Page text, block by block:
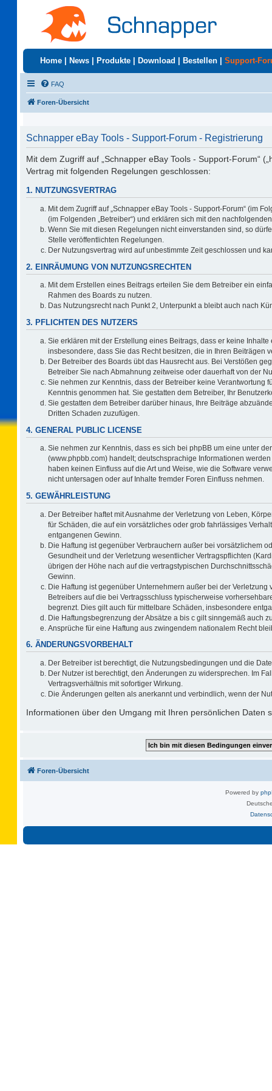
Home News Produkte Download Bestellen Support-
FAQ
Foren-Übersicht
Schnapper eBay Tools - Support-Forum - Registrierung
Mit dem Zugriff auf „Schnapper eBay Tools - Support-Forum“
Vertrag mit folgenden Regelungen geschlossen:
1. NUTZUNGSVERTRAG
Mit dem Zugriff auf „Schnapper eBay Tools - Support-Forum“ (im
(im Folgenden „Betreiber“) und erklären sich mit den
Wenn Sie mit diesen Regelungen nicht einverstanden sind, so
Stelle veröffentlichten Regelungen.
Der Nutzungsvertrag wird auf unbestimmte Zeit geschlossen und
2. EINRÄUMUNG VON NUTZUNGSRECHTEN
Mit dem Erstellen eines Beitrags erteilen Sie dem Betreiber ein
Rahmen des Boards zu nutzen.
Das Nutzungsrecht nach Punkt 2, Unterpunkt a bleibt auch nach
3. PFLICHTEN DES NUTZERS
Sie erklären mit der Erstellung eines Beitrags, dass er keine
insbesondere, dass Sie das Recht besitzen, die in Ihren Beiträgen
Der Betreiber des Boards übt das Hausrecht aus. Bei Verstößen
Betreiber Sie nach Abmahnung zeitweise oder dauerhaft von der
Sie nehmen zur Kenntnis, dass der Betreiber keine Verantwortung
Kenntnis genommen hat. Sie gestatten dem Betreiber, Ihr
Sie gestatten dem Betreiber darüber hinaus, Ihre Beiträge
Dritten Schaden zuzufügen.
4. GENERAL PUBLIC LICENSE
Sie nehmen zur Kenntnis, dass es sich bei phpBB um eine unter der
(www.phpbb.com) handelt; deutschsprachige Informationen
haben keinen Einfluss auf die Art und Weise, wie die Software
nicht untersagen oder auf Inhalte fremder Foren Einfluss nehmen.
5. GEWÄHRLEISTUNG
Der Betreiber haftet mit Ausnahme der Verletzung von Leben,
für Schäden, die auf ein vorsätzliches oder grob fahrlässiges
entgangenen Gewinn.
Die Haftung ist gegenüber Verbrauchern außer bei vorsätzlichem
Gesundheit und der Verletzung wesentlicher Vertragspflichten
übrigen der Höhe nach auf die vertragstypischen
Gewinn.
Die Haftung ist gegenüber Unternehmern außer bei der
Betreibers auf die bei Vertragsschluss typischerweise
begrenzt. Dies gilt auch für mittelbare Schäden, insbesondere
Die Haftungsbegrenzung der Absätze a bis c gilt sinngemäß auch
Ansprüche für eine Haftung aus zwingendem nationalem Recht
6. ÄNDERUNGSVORBEHALT
Der Betreiber ist berechtigt, die Nutzungsbedingungen und die
Der Nutzer ist berechtigt, den Änderungen zu widersprechen. Im
Vertragsverhältnis mit sofortiger Wirkung.
Die Änderungen gelten als anerkannt und verbindlich, wenn der
Informationen über den Umgang mit Ihren persönlichen Daten
Foren-Übersicht
Powered by